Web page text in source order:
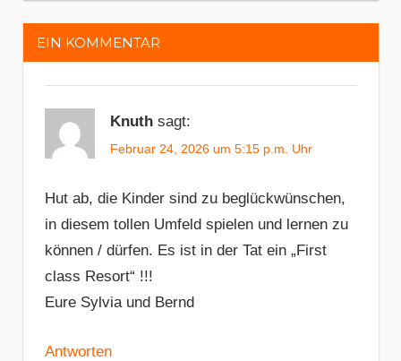
volontäre
wir
dich
EIN KOMMENTAR
Knuth sagt:
Februar 24, 2026 um 5:15 p.m. Uhr
Hut ab, die Kinder sind zu beglückwünschen,
in diesem tollen Umfeld spielen und lernen zu
können / dürfen. Es ist in der Tat ein „First
class Resort“ !!!
Eure Sylvia und Bernd
Antworten